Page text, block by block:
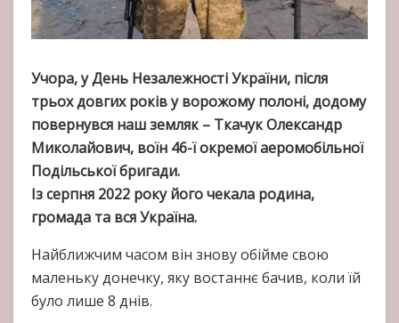
Учора, у День Незалежності України, після
трьох довгих років у ворожому полоні, додому
повернувся наш земляк – Ткачук Олександр
Миколайович, воїн 46-ї окремої аеромобільної
Подільської бригади.
Із серпня 2022 року його чекала родина,
громада та вся Україна.
Найближчим часом він знову обійме свою
маленьку донечку, яку востаннє бачив, коли їй
було лише 8 днів.